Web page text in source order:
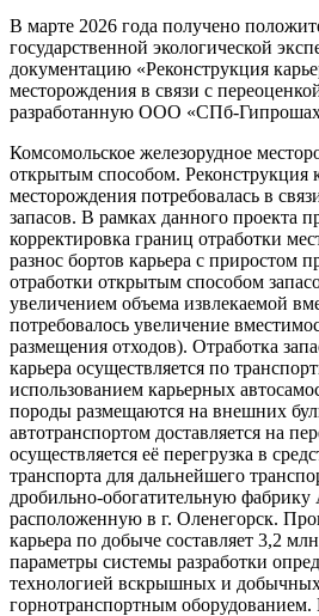
В марте 2026 года получено
государственной экологической
документацию «Реконструкция
месторождения в связи с
разработанную ООО «СПб-
Комсомольское железорудное
открытым способом. Реконструкция
месторождения потребовалась в
запасов. В рамках данного проекта
корректировка границ отработки
разнос бортов карьера с приростом
отработки открытым способом
увеличением объема извлекаемой
потребовалось увеличение
размещения отходов). Отработка
карьера осуществляется по
использованием карьерных
породы размещаются на внешних
автотранспортом доставляется на
осуществляется её перегрузка в
транспорта для дальнейшего
дробильно-обогатительную
расположенную в г. Оленегорск.
карьера по добыче составляет 3,2
параметры системы разработки
технологией вскрышных и
горнотранспортным